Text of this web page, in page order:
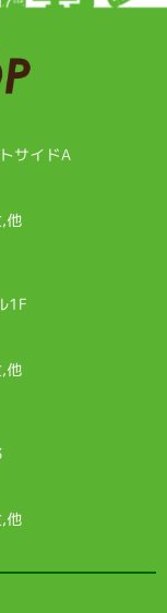
サイドA
他
1F
他
他